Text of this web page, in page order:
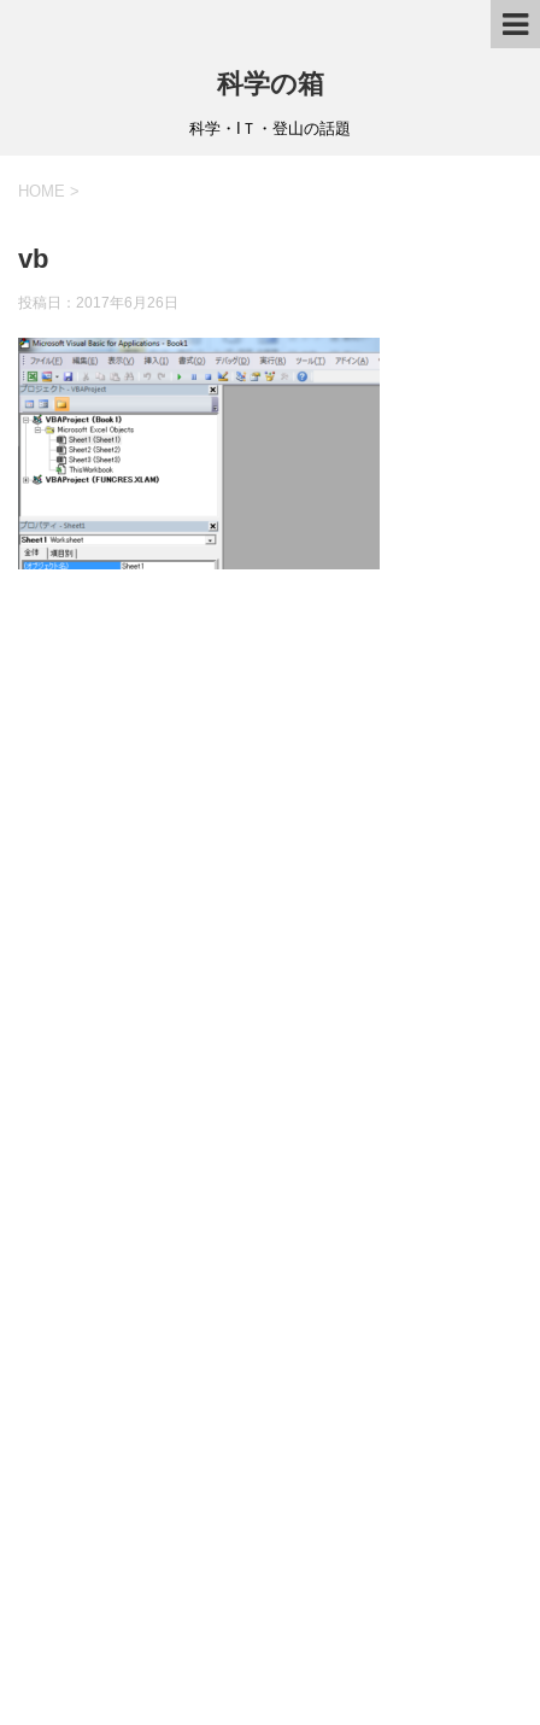
科学の箱
科学・IＴ・登山の話題
HOME >
vb
投稿日： 2017年6月26日